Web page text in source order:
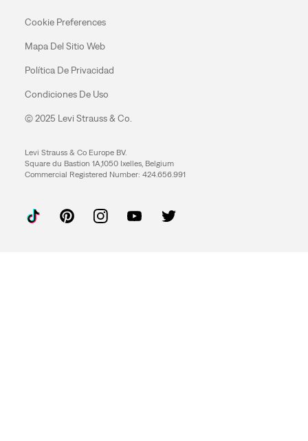
Cookie Preferences
Mapa Del Sitio Web
Política De Privacidad
Condiciones De Uso
© 2025 Levi Strauss & Co.
Levi Strauss & Co Europe BV.
Square du Bastion 1A,1050 Ixelles, Belgium
Commercial Registered Number: 424.656.991